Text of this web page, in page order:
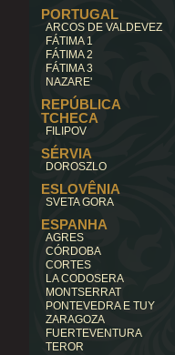
PORTUGAL
ARCOS DE VALDEVEZ
FÁTIMA 1
FÁTIMA 2
FÁTIMA 3
NAZARE'
REPÚBLICA
TCHECA
FILIPOV
SÉRVIA
DOROSZLO
ESLOVÊNIA
SVETA GORA
ESPANHA
AGRES
CÓRDOBA
CORTES
LA CODOSERA
MONTSERRAT
PONTEVEDRA E TUY
ZARAGOZA
FUERTEVENTURA
TEROR